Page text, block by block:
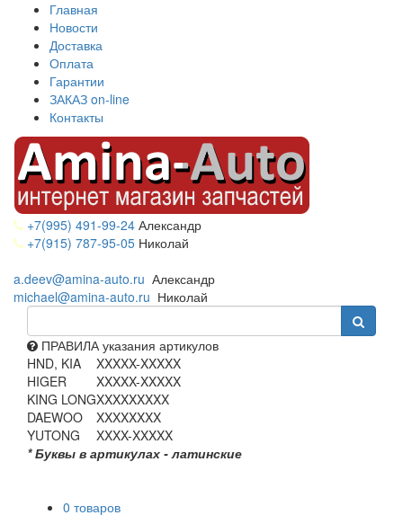
Главная
Новости
Доставка
Оплата
Гарантии
ЗАКАЗ on-line
Контакты
+7(995) 491-99-24 Александр
+7(915) 787-95-05 Николай
a.deev@amina-auto.ru Александр
michael@amina-auto.ru Николай
ПРАВИЛА указания артикулов
HND, KIA
XXXXX-XXXXX
HIGER
XXXXX-XXXXX
KING LONGXXXXXXXXX
DAEWOO
XXXXXXXX
YUTONG
XXXX-XXXXX
* Буквы в артикулах - латинские
0 товаров